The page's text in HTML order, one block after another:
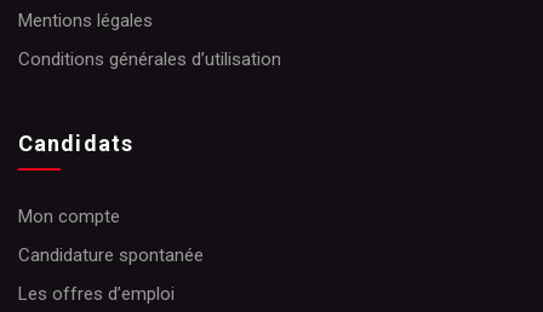
Mentions légales
Conditions générales d’utilisation
Candidats
Mon compte
Candidature spontanée
Les offres d’emploi